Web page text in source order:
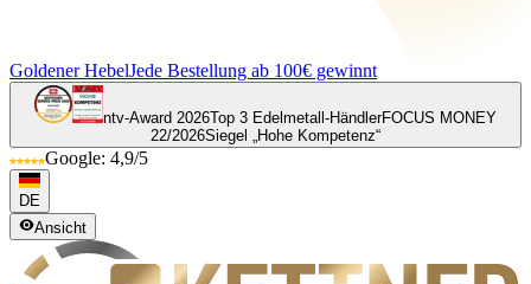
Goldener HebelJede Bestellung ab 100€ gewinnt
ntv-Award 2026Top 3 Edelmetall-HändlerFOCUS MONEY
22/2026Siegel „Hohe Kompetenz“
Google: 4,9/5
DE
Ansicht